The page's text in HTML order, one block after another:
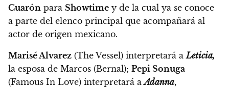
Cuarón para Showtime y de la cual ya se conoce
a parte del elenco principal que acompañará al
actor de origen mexicano.
Marisé Alvarez (The Vessel) interpretará a Leticia,
la esposa de Marcos (Bernal); Pepi Sonuga
(Famous In Love) interpretará aAdanna,